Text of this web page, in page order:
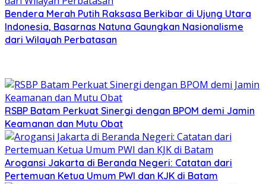
Bendera Merah Putih Raksasa Berkibar di Ujung Utara
Indonesia, Basarnas Natuna Gaungkan Nasionalisme
dari Wilayah Perbatasan
RSBP Batam Perkuat Sinergi dengan BPOM demi Jamin
Keamanan dan Mutu Obat
Arogansi Jakarta di Beranda Negeri: Catatan dari
Pertemuan Ketua Umum PWI dan KJK di Batam